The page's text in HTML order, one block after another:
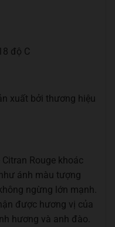
độ C
xuất bởi thương hiệu
Rouge khoác
ánh màu tượng
ngừng lớn mạnh.
được hương vị của
hương và anh đào.